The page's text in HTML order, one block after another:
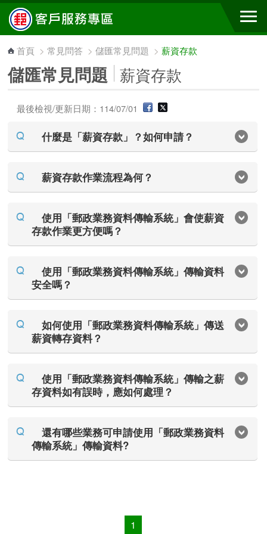
跳到主要內容區塊
首頁 >常見問答 >儲匯常見問題 >薪資存款
儲匯常見問題 薪資存款
最後檢視/更新日期：114/07/01
什麼是「薪資存款」？如何申請？
薪資存款作業流程為何？
使用「郵政業務資料傳輸系統」會使薪資
存款作業更方便嗎？
使用「郵政業務資料傳輸系統」傳輸資料
安全嗎？
如何使用「郵政業務資料傳輸系統」傳送
薪資轉存資料？
使用「郵政業務資料傳輸系統」傳輸之薪
存資料如有誤時，應如何處理？
還有哪些業務可申請使用「郵政業務資料
傳輸系統」傳輸資料?
1